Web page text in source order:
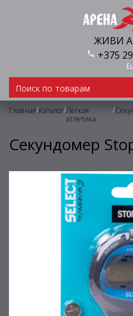
ЖИВИ
+375
Главная/Каталог/Легкая
атлетика
/
Секундомер